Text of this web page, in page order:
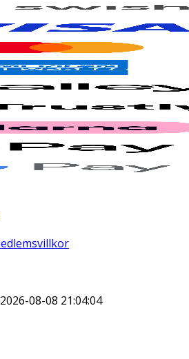
2026-08-08 21:04:04